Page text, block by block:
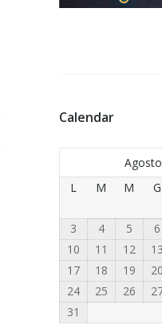
Calendar
L
M M G
3
4 5 6
10
11 12 13
17
18 19 20
24
25 26
31